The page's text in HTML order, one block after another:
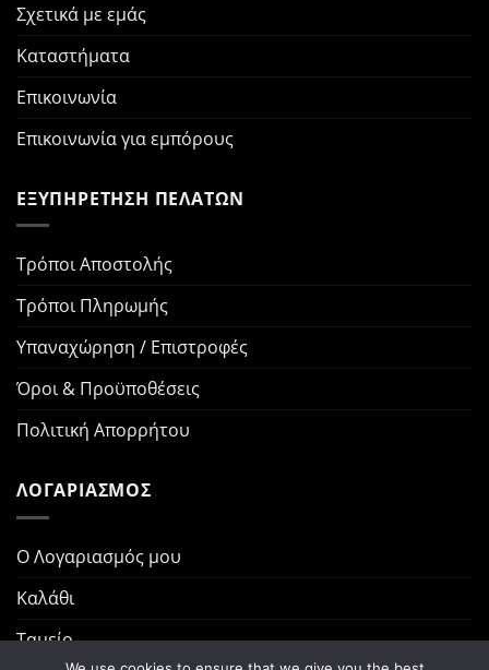
Σχετικά με εμάς
Καταστήματα
Επικοινωνία
Επικοινωνία για εμπόρους
ΕΞΥΠΗΡΕΤΗΣΗ ΠΕΛΑΤΩΝ
Τρόποι Αποστολής
Τρόποι Πληρωμής
Υπαναχώρηση / Επιστροφές
Όροι & Προϋποθέσεις
Πολιτική Απορρήτου
ΛΟΓΑΡΙΑΣΜΟΣ
Ο Λογαριασμός μου
Καλάθι
Ταμείο